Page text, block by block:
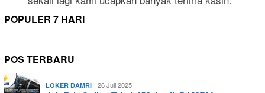
POPULER 7 HARI
POS TERBARU
LOKER DAMRI 26 Juli 2025